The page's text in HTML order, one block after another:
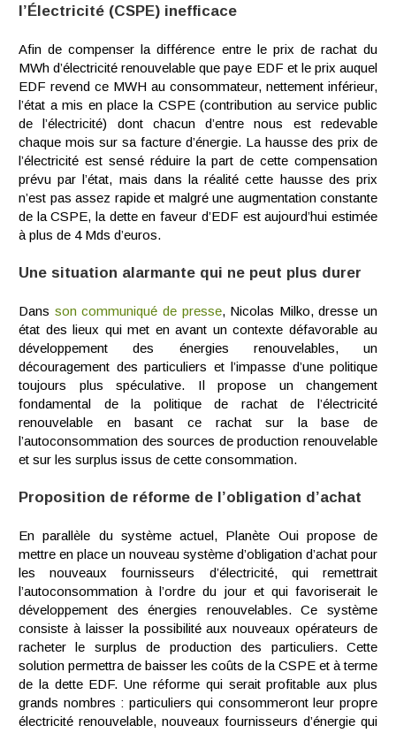
l’Électricité (CSPE) inefficace
Afin de compenser la différence entre le prix de rachat du
MWh d’électricité renouvelable que paye EDF et le prix auquel
EDF revend ce MWH au consommateur, nettement inférieur,
l’état a mis en place la CSPE (contribution au service public
de l’électricité) dont chacun d’entre nous est redevable
chaque mois sur sa facture d’énergie. La hausse des prix de
l’électricité est sensé réduire la part de cette compensation
prévu par l’état, mais dans la réalité cette hausse des prix
n’est pas assez rapide et malgré une augmentation constante
de la CSPE, la dette en faveur d’EDF est aujourd’hui estimée
à plus de 4 Mds d’euros.
Une situation alarmante qui ne peut plus durer
Dans son communiqué de presse, Nicolas Milko, dresse un
état des lieux qui met en avant un contexte défavorable au
développement des énergies renouvelables, un
découragement des particuliers et l’impasse d’une politique
toujours plus spéculative. Il propose un changement
fondamental de la politique de rachat de l’électricité
renouvelable en basant ce rachat sur la base de
l’autoconsommation des sources de production renouvelable
et sur les surplus issus de cette consommation.
Proposition de réforme de l’obligation d’achat
En parallèle du système actuel, Planète Oui propose de
mettre en place un nouveau système d’obligation d’achat pour
les nouveaux fournisseurs d’électricité, qui remettrait
l’autoconsommation à l’ordre du jour et qui favoriserait le
développement des énergies renouvelables. Ce système
consiste à laisser la possibilité aux nouveaux opérateurs de
racheter le surplus de production des particuliers. Cette
solution permettra de baisser les coûts de la CSPE et à terme
de la dette EDF. Une réforme qui serait profitable aux plus
grands nombres : particuliers qui consommeront leur propre
électricité renouvelable, nouveaux fournisseurs d’énergie qui